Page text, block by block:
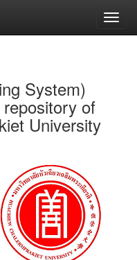
System)
of
University